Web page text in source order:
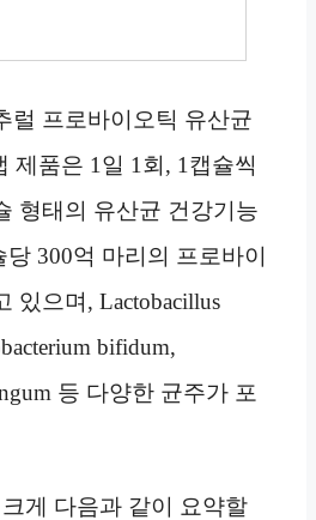
럴 프로바이오틱 유산균
제품은 1일 1회, 1캡슐씩
형태의 유산균 건강기능
300억 마리의 프로바이
있으며, Lactobacillus
bifidum,
등 다양한 균주가 포
게 다음과 같이 요약할